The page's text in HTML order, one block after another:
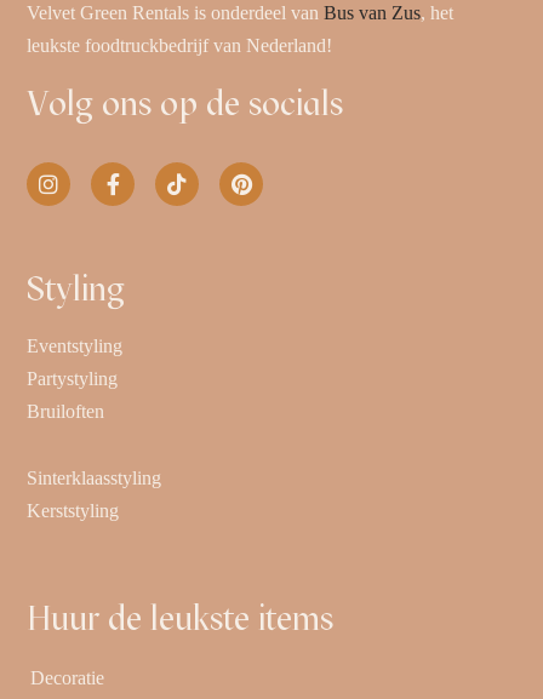
Velvet Green Rentals is onderdeel vanBus van Zus, het
leukste foodtruckbedrijf van Nederland!
Volg ons op de socials
Styling
Eventstyling
Partystyling
Bruiloften
Sinterklaasstyling
Kerststyling
Huur de leukste items
Decoratie